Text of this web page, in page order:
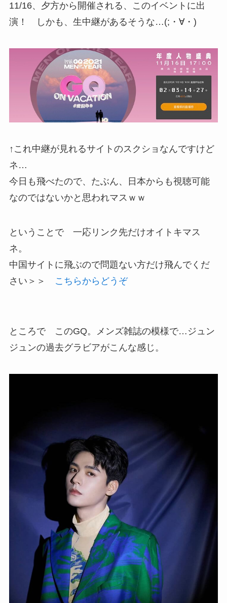
11/16、夕方から開催される、このイベントに出
演！ しかも、生中継があるそうな…(;・∀・)
↑これ中継が見れるサイトのスクショなんですけど
ネ…
今日も飛べたので、たぶん、日本からも視聴可能
なのではないかと思われマスｗｗ
ということで 一応リンク先だけオイトキマス
ネ。
中国サイトに飛ぶので問題ない方だけ飛んでくだ
さい＞＞
こちらからどうぞ
ところで このGQ。メンズ雑誌の模様で…ジュン
ジュンの過去グラビアがこんな感じ。